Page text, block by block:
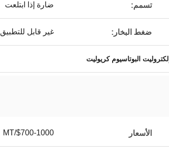
تسمم: ضارة إذا ابتلعت
ضغط البخار: غير قابل للتطبيق
إلكتروليت البوتاسيوم كريوليت
الأسعار $700-1000/MT